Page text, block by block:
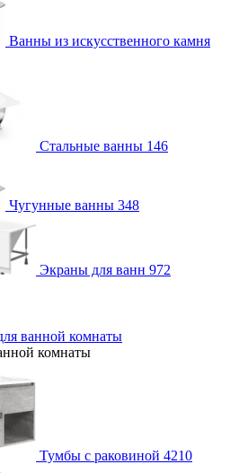
Ванны из искусственного камня
Стальные ванны 146
Чугунные ванны 348
Экраны для ванн 972
ванной комнаты
комнаты
Тумбы с раковиной 4210